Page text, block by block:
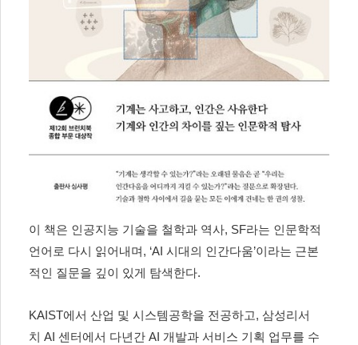
이 책은 인공지능 기술을 철학과 역사, SF라는 인문학적
언어로 다시 읽어내며 , ‘AI 시대의 인간다움’이라는 근본
적인 질문을 깊이 있게 탐색한다.
KAIST에서 산업 및 시스템공학을 전공하고, 삼성리서
치 AI 센터에서 다년간 AI 개발과 서비스 기획 업무를 수